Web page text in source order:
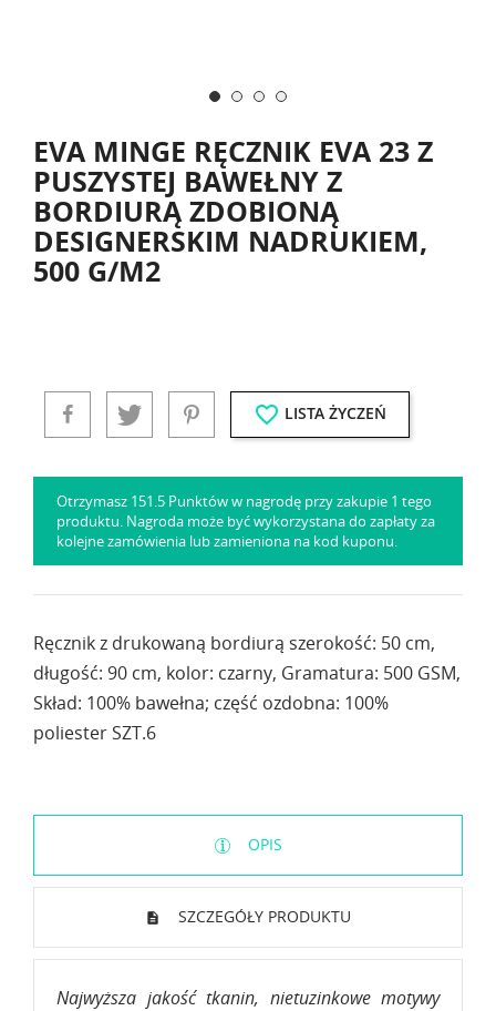
EVA MINGE RĘCZNIK EVA 23 Z
PUSZYSTEJ BAWEŁNY Z
BORDIURĄ ZDOBIONĄ
DESIGNERSKIM NADRUKIEM,
500 G/M2
favorite_border LISTA ŻYCZEŃ
Otrzymasz 151.5 Punktów w nagrodę przy zakupie 1 tego
produktu. Nagroda może być wykorzystana do zapłaty za
kolejne zamówienia lub zamieniona na kod kuponu.
Ręcznik z drukowaną bordiurą szerokość: 50 cm,
długość: 90 cm, kolor: czarny, Gramatura: 500 GSM,
Skład: 100% bawełna; część ozdobna: 100%
poliester SZT.6
OPIS
SZCZEGÓŁY PRODUKTU
Najwyższa jakość tkanin, nietuzinkowe motywy